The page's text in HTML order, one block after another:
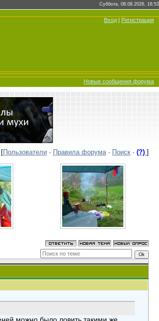
Суббота, 08.08.2026, 16:53
Вход | Регистрация
Новые сообщения форума
[Пользователи · Правила форума· Поиск · (?) ]